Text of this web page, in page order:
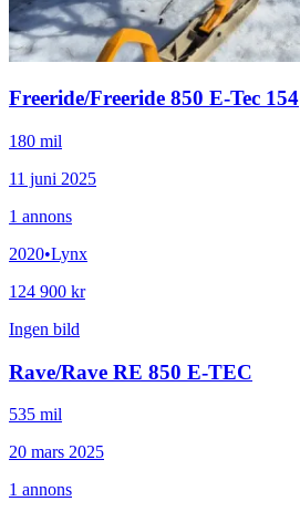
Freeride/Freeride 850 E-Tec 154
180 mil
11 juni 2025
1 annons
2020•Lynx
124 900 kr
Ingen bild
Rave/Rave RE 850 E-TEC
535 mil
20 mars 2025
1 annons